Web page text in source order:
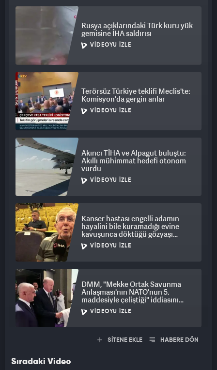
Rusya açıklarındaki Türk kuru yük
gemisine İHA saldırısı
VIDEOYU İZLE
Terörsüz Türkiye teklifi Meclis'te:
Komisyon'da gergin anlar
VIDEOYU İZLE
Akıncı TİHA ve Alpagut buluştu:
Akıllı mühimmat hedefi otonom
vurdu
VIDEOYU İZLE
Kanser hastası engelli adamın
hayalini bile kuramadığı evine
kavuşunca döktüğü gözyaşı
duygulandırdı
VIDEOYU İZLE
DMM, "Mekke Ortak Savunma
Anlaşması'nın NATO'nun 5.
maddesiyle çeliştiği" iddiasını
yalanladı
VIDEOYU İZLE
SİTENE EKLE HABERE DÖN
Sıradaki Video